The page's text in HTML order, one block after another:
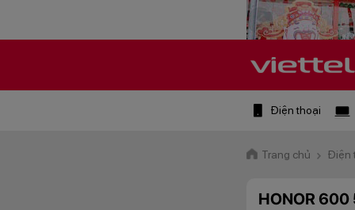
Điện thoại
Trang chủ Điện
HONOR 600